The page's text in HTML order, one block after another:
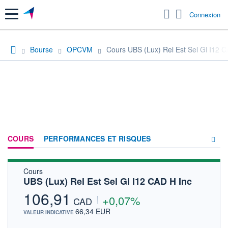
Menu Connexion
Bourse OPCVM Cours UBS (Lux) Rel Est Sel Gl I12
COURS PERFORMANCES ET RISQUES
FORUM
Cours
UBS (Lux) Rel Est Sel Gl I12 CAD H Inc
106,91 CAD +0,07%
VALEUR INDICATIVE 66,34 EUR